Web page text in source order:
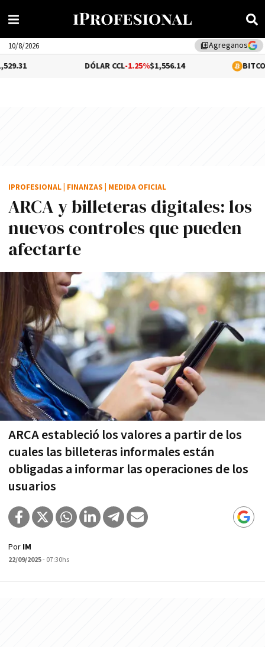
library_addAgreganos
10/8/2026
-1.25%$1,556.14 -0.07%
ARCA y billeteras digitales: los
nuevos controles que pueden
afectarte
ARCA estableció los valores a partir de los
cuales las billeteras informales están
obligadas a informar las operaciones de los
usuarios
IPROFESIONAL FINANZAS MEDIDA OFICIAL
Por IM
22/09/2025- 07:30hs